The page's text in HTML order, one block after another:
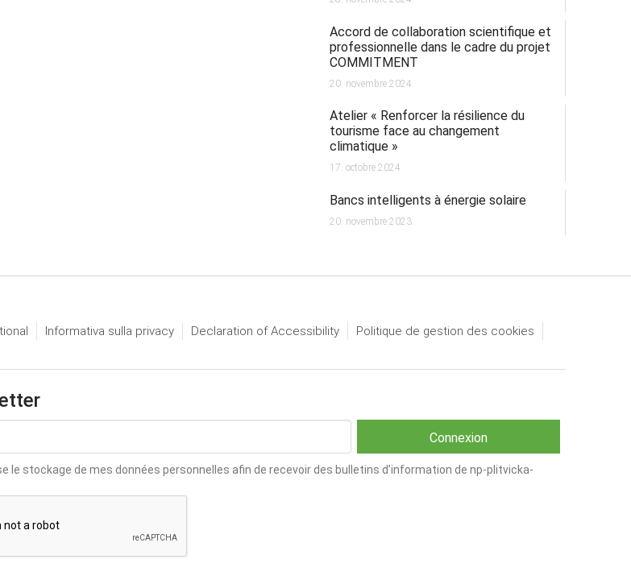
Accord de collaboration scientifique et
professionnelle dans le cadre du projet
COMMITMENT
20. novembre 2024.
Atelier « Renforcer la résilience du
tourisme face au changement
climatique »
17. octobre 2024.
Bancs intelligents à énergie solaire
20. novembre 2023.
Informativa sulla privacy Declaration of Accessibility
Politique de gestion des cookies
le stockage de mes données personnelles afin de recevoir des bulletins d’information de np-plitvicka-